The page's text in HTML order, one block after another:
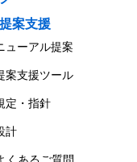
案支援
ューアル提案
案支援ツール
定・指針
計
くあるご質問